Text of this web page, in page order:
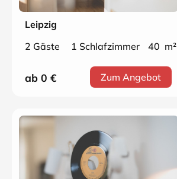
Leipzig
2 Gäste
1 Schlafzimmer 40 m²
ab 0 € Zum Angebot